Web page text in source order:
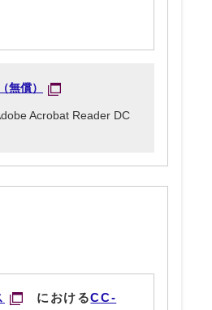
償）
Acrobat Reader DC
におけるCC-